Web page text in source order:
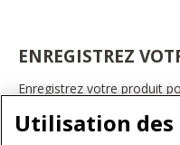
ENREGISTREZ
Enregistrez votre produit
bénéficier d'offres et de
conseils et des astuces, et
Utilisation des